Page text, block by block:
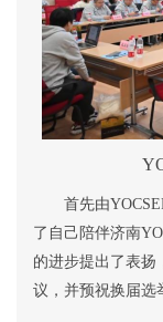
首先由
了自己陪伴济南
的进步提出了表扬
议，并预祝换届选